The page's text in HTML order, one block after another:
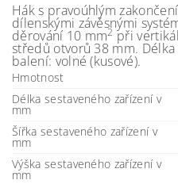
Hák s pravoúhlým
dílenskými závěsnými
děrování 10 mm2 při
středů otvorů 38 mm.
balení: volné (kusové).
Hmotnost
Délka sestaveného zařízení v
mm
Šířka sestaveného zařízení v
mm
Výška sestaveného zařízení v
mm